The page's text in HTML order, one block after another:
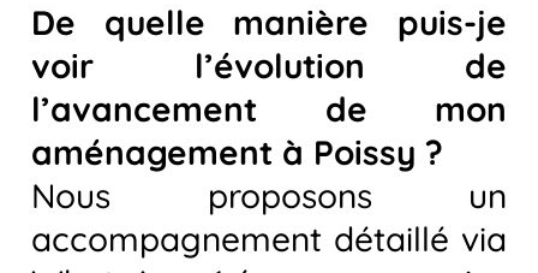
De quelle manière puis-je
voir l’évolution de
l’avancement de mon
aménagement à Poissy ?
Nous proposons un
accompagnement détaillé via